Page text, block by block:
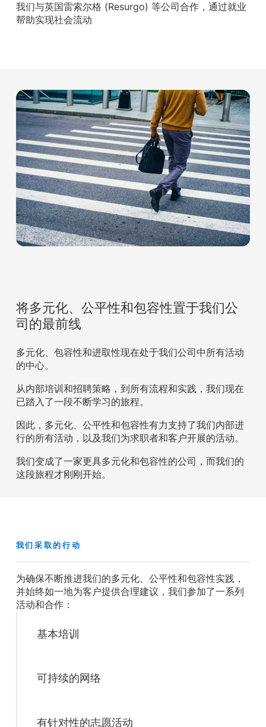
我们与英国雷索尔格 (Resurgo) 等公司合作，通过就业
帮助实现社会流动
将多元化、公平性和包容性置于我们公
司的最前线
多元化、包容性和进取性现在处于我们公司中所有活动
的中心。
从内部培训和招聘策略，到所有流程和实践，我们现在
已踏入了一段不断学习的旅程。
因此，多元化、公平性和包容性有力支持了我们内部进
行的所有活动，以及我们为求职者和客户开展的活动。
我们变成了一家更具多元化和包容性的公司，而我们的
这段旅程才刚刚开始。
我们采取的行动
为确保不断推进我们的多元化、公平性和包容性实践，
并始终如一地为客户提供合理建议，我们参加了一系列
活动和合作：
基本培训
可持续的网络
有针对性的志愿活动